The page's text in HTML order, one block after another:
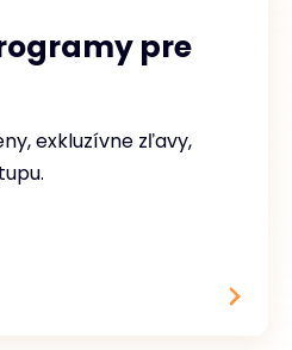
pre
exkluzívne zľavy,